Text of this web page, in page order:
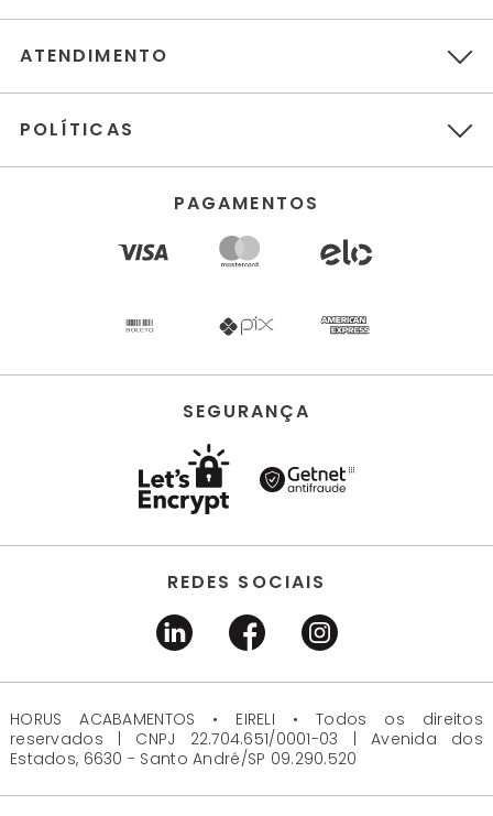
ATENDIMENTO
POLÍTICAS
PAGAMENTOS
SEGURANÇA
REDES SOCIAIS
HORUS ACABAMENTOS • EIRELI • Todos os direitos
reservados | CNPJ 22.704.651/0001-03 | Avenida dos
Estados, 6630 - Santo André/SP 09.290.520